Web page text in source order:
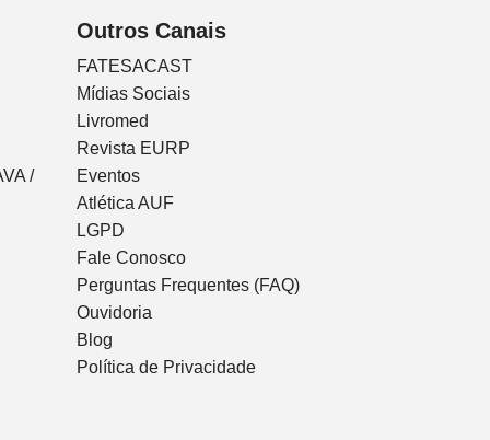
/
Outros Canais
FATESACAST
Mídias Sociais
Livromed
Revista EURP
Eventos
Atlética AUF
LGPD
Fale Conosco
Perguntas Frequentes (FAQ)
Ouvidoria
Blog
Política de Privacidade